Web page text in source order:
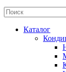
Каталог